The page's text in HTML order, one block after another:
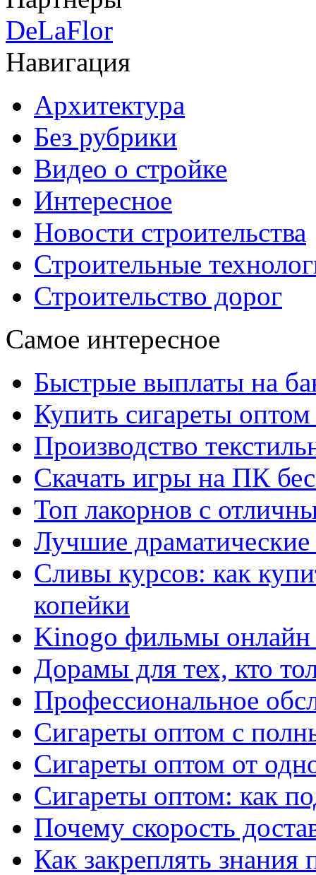
DeLaFlor
Навигация
Архитектура
Без рубрики
Видео о стройке
Интересное
Новости строительства
Строительные
Строительство дорог
Самое интересное
Быстрые выплаты на
Купить сигареты
Производство
Скачать игры на ПК
Топ лакорнов с
Лучшие
Сливы курсов: как
копейки
Kinogo фильмы онлайн
Дорамы для тех, кто
Профессиональное
Сигареты оптом с
Сигареты оптом от
Сигареты оптом: как
Почему скорость
Как закреплять знания